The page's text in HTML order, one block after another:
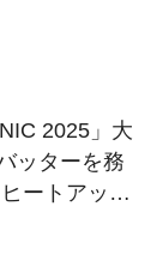
2025」大
ッターを務
ートアップ